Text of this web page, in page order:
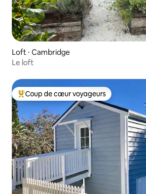
Loft ⋅ Cambridge
Le loft
Coups de cœur voyageurs les plus
Coup de cœur voyageurs